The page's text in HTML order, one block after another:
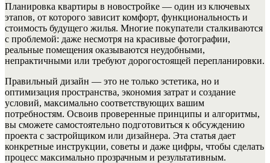
Планировка квартиры в новостройке — один из ключевых
этапов, от которого зависит комфорт, функциональность и
стоимость будущего жилья. Многие покупатели сталкиваются
с проблемой: даже несмотря на красивые фотографии,
реальные помещения оказываются неудобными,
непрактичными или требуют дорогостоящей перепланировки.
Правильный дизайн — это не только эстетика, но и
оптимизация пространства, экономия затрат и создание
условий, максимально соответствующих вашим
потребностям. Освоив проверенные принципы и алгоритмы,
вы сможете самостоятельно подготовиться к обсуждению
проекта с застройщиком или дизайнера. Эта статья дает
конкретные инструкции, советы и даже цифры, чтобы сделать
процесс максимально прозрачным и результативным.